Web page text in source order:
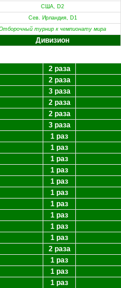
США, D2
Сев. Ирландия, D1
турнир к чемпионату мира
Дивизион
2 раза
2 раза
3 раза
2 раза
2 раза
3 раза
1 раз
1 раз
1 раз
1 раз
1 раз
1 раз
1 раз
1 раз
1 раз
1 раз
2 раза
1 раз
1 раз
1 раз